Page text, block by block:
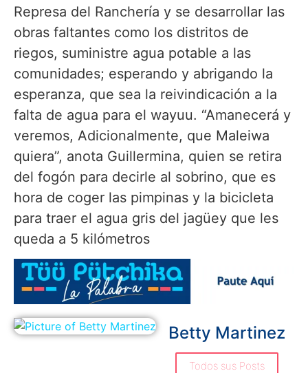
Represa del Ranchería y se desarrollar las
obras faltantes como los distritos de
riegos, suministre agua potable a las
comunidades; esperando y abrigando la
esperanza, que sea la reivindicación a la
falta de agua para el wayuu. “Amanecerá y
veremos, Adicionalmente, que Maleiwa
quiera”, anota Guillermina, quien se retira
del fogón para decirle al sobrino, que es
hora de coger las pimpinas y la bicicleta
para traer el agua gris del jagüey que les
queda a 5 kilómetros
Betty Martinez
Todos sus Posts